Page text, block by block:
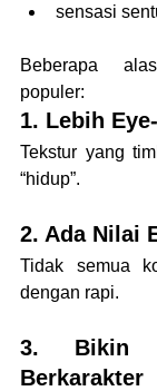
sensasi
Beberapa
populer:
1. Lebih
Tekstur yang
“hidup”.
2. Ada Nilai
Tidak semua
dengan rapi.
3. Bikin
Berkarakter